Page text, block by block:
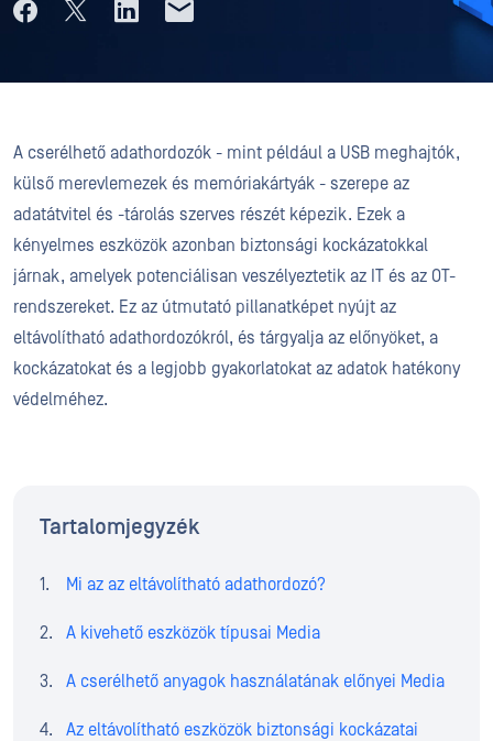
A cserélhető adathordozók - mint például a USB meghajtók,
külső merevlemezek és memóriakártyák - szerepe az
adatátvitel és -tárolás szerves részét képezik. Ezek a
kényelmes eszközök azonban biztonsági kockázatokkal
járnak, amelyek potenciálisan veszélyeztetik az IT és az OT-
rendszereket. Ez az útmutató pillanatképet nyújt az
eltávolítható adathordozókról, és tárgyalja az előnyöket, a
kockázatokat és a legjobb gyakorlatokat az adatok hatékony
védelméhez.
Tartalomjegyzék
Mi az az eltávolítható adathordozó?
A kivehető eszközök típusai Media
A cserélhető anyagok használatának előnyei Media
Az eltávolítható eszközök biztonsági kockázatai